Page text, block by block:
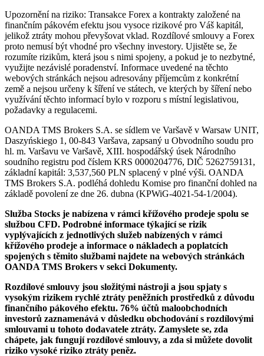
Upozornění na riziko: Transakce Forex a kontrakty založené na
finančním pákovém efektu jsou vysoce rizikové pro Váš kapitál,
jelikož ztráty mohou převyšovat vklad. Rozdílové smlouvy a Forex
proto nemusí být vhodné pro všechny investory. Ujistěte se, že
rozumíte rizikům, která jsou s nimi spojeny, a pokud je to nezbytné,
využijte nezávislé poradenství. Informace uvedené na těchto
webových stránkách nejsou adresovány příjemcům z konkrétní
země a nejsou určeny k šíření ve státech, ve kterých by šíření nebo
využívání těchto informací bylo v rozporu s místní legislativou,
požadavky a regulacemi.
OANDA TMS Brokers S.A. se sídlem ve Varšavě v Warsaw UNIT,
Daszyńskiego 1, 00-843 Varšava, zapsaný u Obvodního soudu pro
hl. m. Varšavu ve Varšavě, XIII. hospodářský úsek Národního
soudního registru pod číslem KRS 0000204776, DIČ 5262759131,
základní kapitál: 3,537,560 PLN splacený v plné výši. OANDA
TMS Brokers S.A. podléhá dohledu Komise pro finanční dohled na
základě povolení ze dne 26. dubna (KPWiG-4021-54-1/2004).
Služba Stocks je nabízena v rámci křížového prodeje spolu se
službou CFD. Podrobné informace týkající se rizik
vyplývajících z jednotlivých služeb nabízených v rámci
křížového prodeje a informace o nákladech a poplatcích
spojených s těmito službami najdete na webových stránkách
OANDA TMS Brokers v sekci Dokumenty.
Rozdílové smlouvy jsou složitými nástroji a jsou spjaty s
vysokým rizikem rychlé ztráty peněžních prostředků z důvodu
finančního pákového efektu. 76% účtů maloobchodních
investorů zaznamenává v důsledku obchodování s rozdílovými
smlouvami u tohoto dodavatele ztráty. Zamyslete se, zda
chápete, jak fungují rozdílové smlouvy, a zda si můžete dovolit
riziko vysoké riziko ztráty peněz.